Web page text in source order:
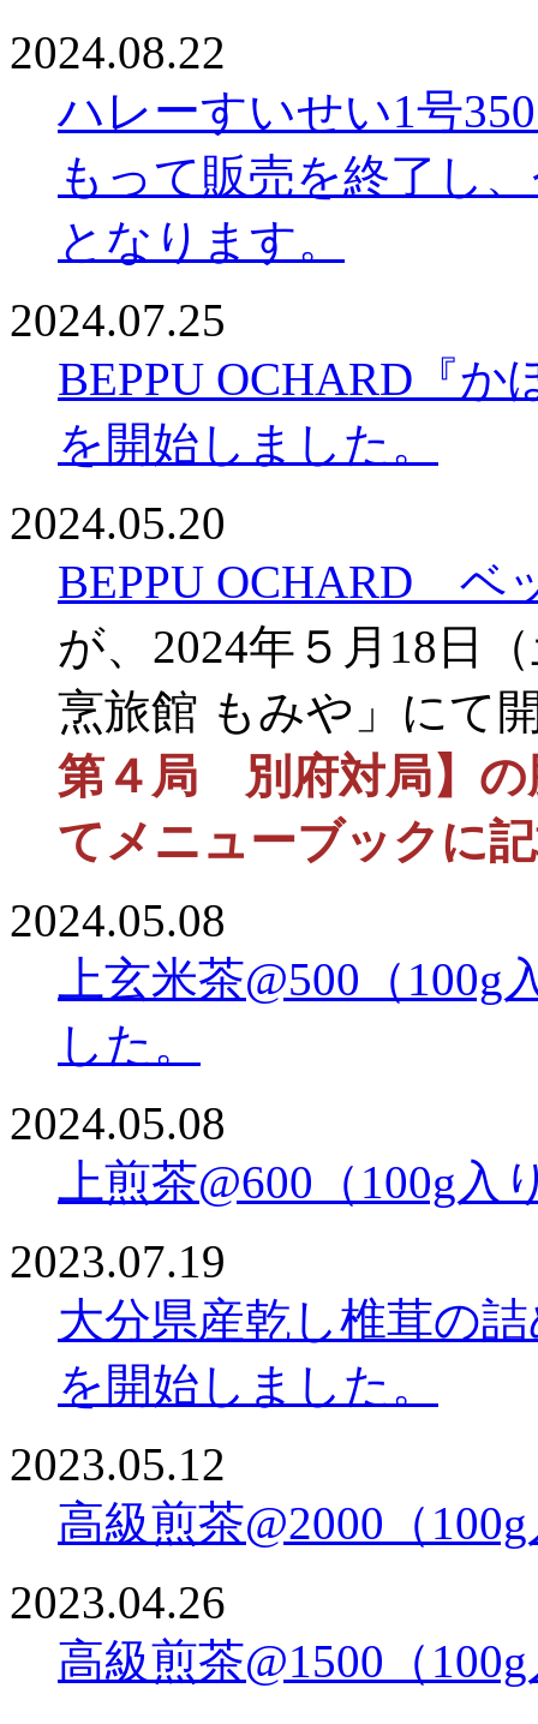
2024.08.22
ハレーすいせい1号
もって販売を終了し
となります。
2024.07.25
BEPPU OCHARD『
を開始しました。
2024.05.20
BEPPU OCHARD
が、2024年５月18日
烹旅館 もみや」にて
第４局 別府対局】の
てメニューブックに
2024.05.08
上玄米茶@500（
した。
2024.05.08
上煎茶@600（100g
2023.07.19
大分県産乾し椎茸の
を開始しました。
2023.05.12
高級煎茶@2000（
2023.04.26
高級煎茶@1500（